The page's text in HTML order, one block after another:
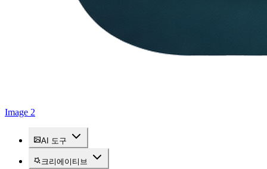
Image 2
AI 도구
크리에이티브